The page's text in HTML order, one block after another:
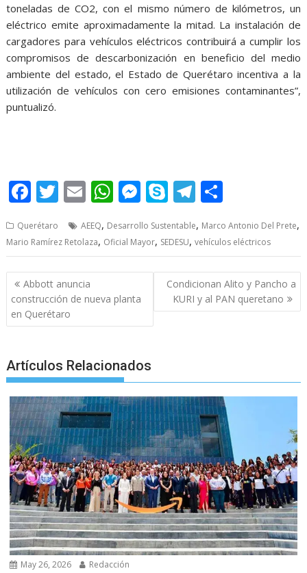
toneladas de CO2, con el mismo número de kilómetros, un
eléctrico emite aproximadamente la mitad. La instalación de
cargadores para vehículos eléctricos contribuirá a cumplir los
compromisos de descarbonización en beneficio del medio
ambiente del estado, el Estado de Querétaro incentiva a la
utilización de vehículos con cero emisiones contaminantes”,
puntualizó.
F
ac
e
b
o
o
k
T
w
itt
er
E
m
ai
l
W
h
at
s
A
p
p
M
e
ss
e
n
er
S
k
y
p
e
T
el
e
gr
a
m
ar
e
Querétaro AEEQ, Desarrollo Sustentable, Marco Antonio Del Prete,
Mario Ramírez Retolaza, Oficial Mayor, SEDESU,vehículos eléctricos
Post
navigation
Abbott anuncia
construcción de nueva planta
en Querétaro
Condicionan Alito y Pancho a
KURI y al PAN queretano
Artículos Relacionados
May 26, 2026 Redacción